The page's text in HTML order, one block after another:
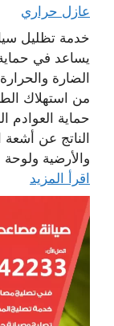
عازل حراري
خدمة تظليل
يساعد في
الضارة
من استهلاك
حماية العوادم
الناتج عن
والأرضية ولوحة
اقرأ المزيد